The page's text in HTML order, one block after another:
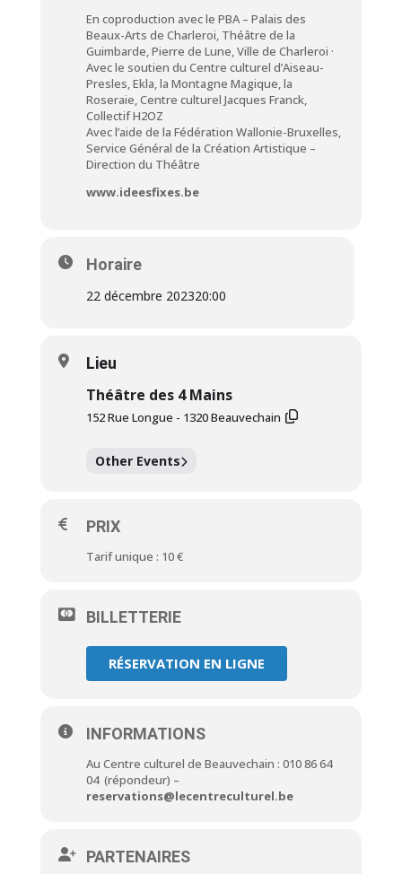
En coproduction avec le PBA – Palais des
Beaux-Arts de Charleroi, Théâtre de la
Guimbarde, Pierre de Lune, Ville de Charleroi ·
Avec le soutien du Centre culturel d’Aiseau-
Presles, Ekla, la Montagne Magique, la
Roseraie, Centre culturel Jacques Franck,
Collectif H2OZ
Avec l’aide de la Fédération Wallonie-Bruxelles,
Service Général de la Création Artistique –
Direction du Théâtre
www.ideesfixes.be
Horaire
22 décembre 202320:00
Lieu
Théâtre des 4 Mains
152 Rue Longue - 1320 Beauvechain
Other Events
PRIX
Tarif unique : 10 €
BILLETTERIE
RÉSERVATION EN LIGNE
INFORMATIONS
Au Centre culturel de Beauvechain : 010 86 64
04 (répondeur) –
reservations@lecentreculturel.be
PARTENAIRES